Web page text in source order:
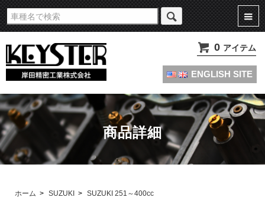
旧車・名車・絶版車キャブレターのオーバーホールやセッティングパーツは
KEYSTERの燃調キット
0 アイテム
ENGLISH SITE
商品詳細
ホーム > SUZUKI > SUZUKI 251～400cc